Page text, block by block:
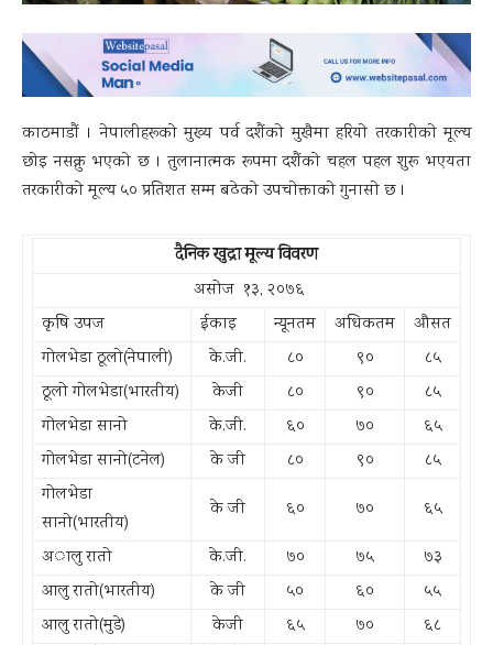
काठमाडाैं । नेपालीहरूकाे मुख्य पर्व दशैंकाे मुखैमा हरियाे तरकारीकाे मूल्य
छाेइ नसक्नु भएकाे छ । तुलानात्मक रूपमा दशैंकाे चहल पहल शुरू भएयता
तरकारीकाे मूल्य ५० प्रतिशत सम्म बढेकाे उपचाेक्ताकाे गुनासाे छ ।
दैनिक खुद्रा मूल्य विवरण
असोज १३, २०७६
कृषि उपज
ईकाइ न्यूनतम अधिकतम
औसत
गोलभेडा ठूलो(नेपाली)
के.जी. ८० ९०
८५
ठूलो गोलभेडा(भारतीय)
केजी ८० ९०
८५
गोलभेडा सानो
के.जी. ६० ७०
६५
गोलभेडा सानो(टनेल)
के जी ८० ९०
८५
गोलभेडा
सानो(भारतीय)
के जी ६० ७०
६५
अालु रातो
के.जी. ७० ७५
७३
आलु रातो(भारतीय)
के जी ५० ६०
५५
आलु रातो(मुडे)
केजी ६५ ७०
६८